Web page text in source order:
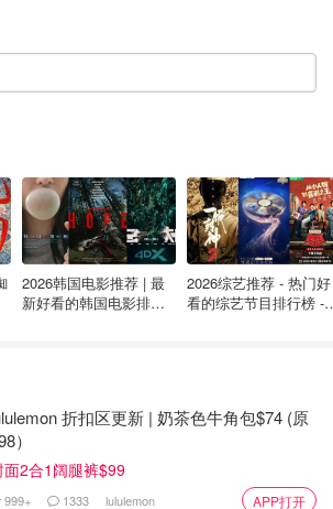
，就有可能被感染。”
Bogoch 提醒公众，“遇到病死动物
众感染禽流感的风险极低，但禽流感
应链的影响极大，例如：
美许多养禽场大规模扑杀家禽。
奶牛群受禽流感影响，进一步加剧了
采取措施遏制疫情。” Bogoch 说道。
启动禽流感应对计划
禽流感做好防范措施。
2026韩国电影推荐 | 最
新好看的韩国电影排行
2026综艺推荐 - 热门好
看的综艺节目排行榜 -
折扣区更新 | 奶茶色牛角包$74 (原
）
面2合1阔腿裤$99
999+ 1333 lululemon APP打开